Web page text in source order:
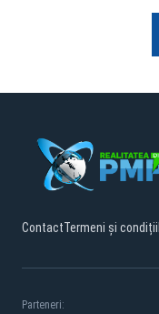
ContactTermeni și condiții
Parteneri: